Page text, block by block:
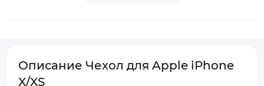
Описание Чехол для Apple iPhone
X/XS